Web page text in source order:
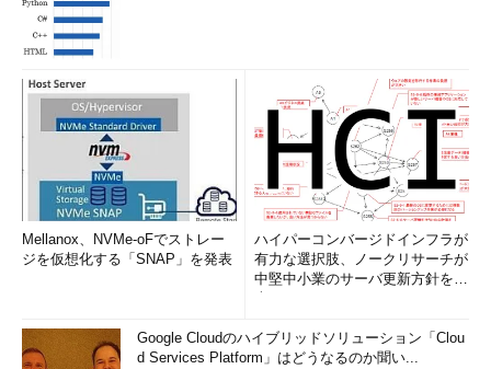
□H19 午前問51
□H20 午前問51
□H16 午前問47
給与システムにおけるインテグリティの確保について
□H20 午前問
54
JIS Q 27001:2006におけるISMSの確立に必要な事項の順序
関係
□H19 午前問52
コンティンジェンシープランにおける留意点
□H24 午前II問
情報セキュリティ基本方式に関する記述
□H18 午前問52 情報セキュリティ基本方針文書の取り扱い
Point check
Mellanox、NVMe-oFでストレー
ジを仮想化する「SNAP」を発表
ハイパーコンバージドインフラが
有力な選択肢、ノークリサーチが
中堅中小業のサーバ更新方針を調
Google Cloudのハイブリッドソリューション「Clou
d Services Platform」はどうなるのか聞い...